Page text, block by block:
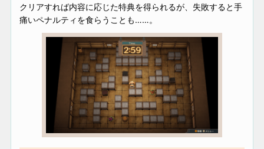
クリアすれば内容に応じた特典を得られるが、失敗すると手
痛いペナルティを食らうことも……。